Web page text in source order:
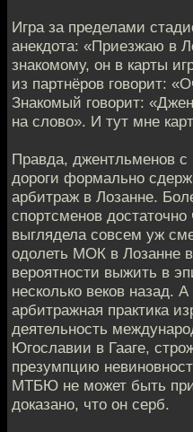
Игра за пределами
анекдота: «Приезжаю в
знакомому, он в карты
из партнёров говорит:
Знакомый говорит:
на слово». И тут мне
Правда, джентльменов
дороги формально
арбитраж в Лозанне.
спортсменов
выглядела совсем уж
одолеть МОК в Лозанне
вероятности выжить в
несколько веков назад.
арбитражная практика
деятельность
Югославии в Гааге,
презумпцию
МТБЮ не может быть
доказано, что он серб.